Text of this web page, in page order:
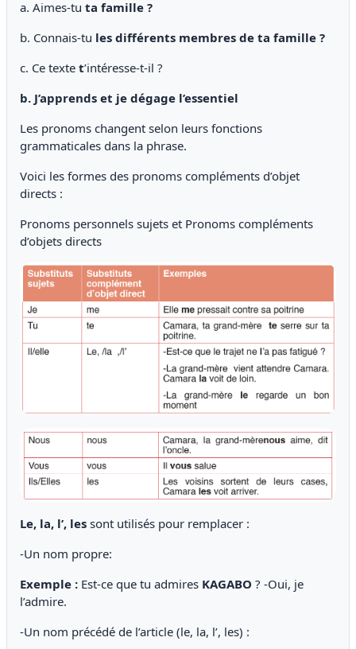
a. Aimes-tu ta famille ?
b. Connais-tu les différents membres de ta famille ?
c. Ce texte t’intéresse-t-il ?
b. J’apprends et je dégage l’essentiel
Les pronoms changent selon leurs fonctions
grammaticales dans la phrase.
Voici les formes des pronoms compléments d’objet
directs :
Pronoms personnels sujets et Pronoms compléments
d’objets directs
Le, la, l’, les sont utilisés pour remplacer :
-Un nom propre:
Exemple : Est-ce que tu admires KAGABO ? -Oui, je
l’admire.
-Un nom précédé de l’article (le, la, l’, les) :